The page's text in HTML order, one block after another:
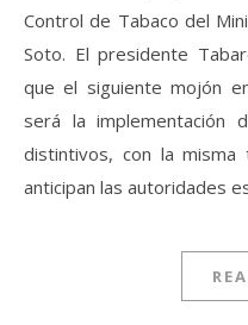
Control de Tabaco del
Soto. El presidente
que el siguiente mojón
será la implementación
distintivos, con la
anticipan las autoridades